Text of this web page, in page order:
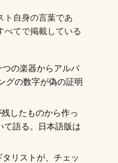
ト自身の言葉であ
べてで掲載している
の楽器からアルバ
グの数字が偽の証明
したものから作っ
て語る。日本語版は
リストが、チェッ